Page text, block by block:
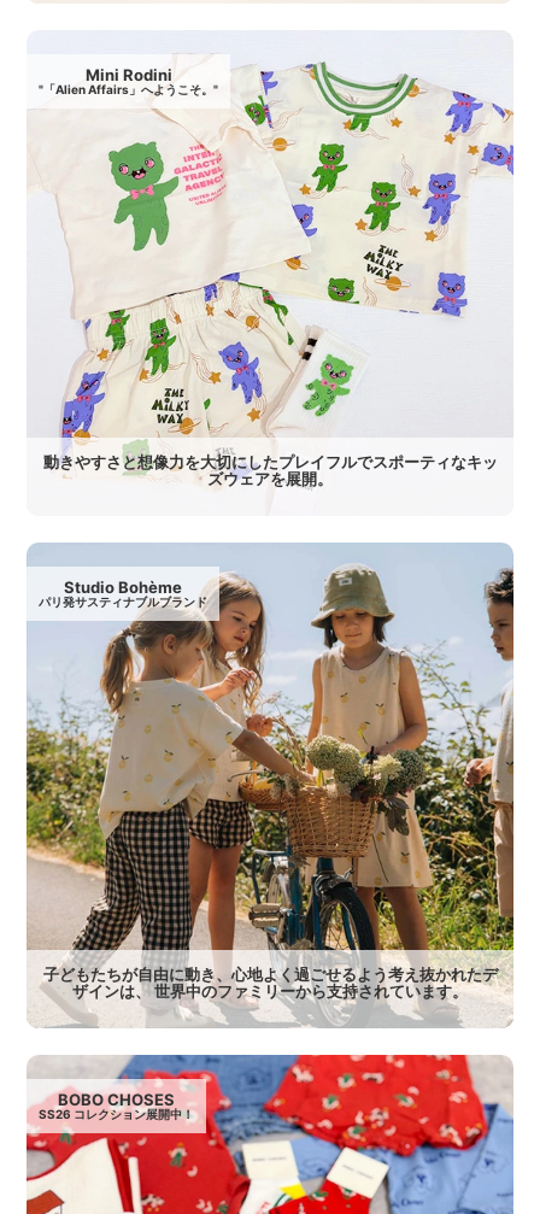
Mini Rodini
"「Alien Affairs」へようこそ。"
動きやすさと想像力を大切にしたプレイフルでスポーティなキッ
ズウェアを展開。
Studio Bohème
パリ発サスティナブルブランド
子どもたちが自由に動き、心地よく過ごせるよう考え抜かれたデ
ザインは、 世界中のファミリーから支持されています。
BOBO CHOSES
SS26 コレクション展開中！